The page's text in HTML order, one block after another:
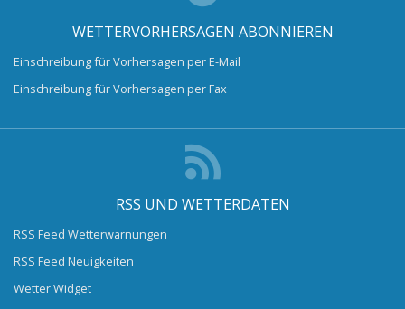
WETTERVORHERSAGEN ABONNIEREN
Einschreibung für Vorhersagen per E-Mail
Einschreibung für Vorhersagen per Fax
RSS UND WETTERDATEN
RSS Feed Wetterwarnungen
RSS Feed Neuigkeiten
Wetter Widget